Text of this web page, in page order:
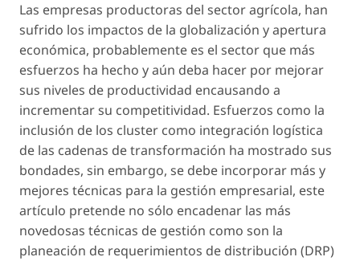
Las empresas productoras del sector agrícola, han
sufrido los impactos de la globalización y apertura
económica, probablemente es el sector que más
esfuerzos ha hecho y aún deba hacer por mejorar
sus niveles de productividad encausando a
incrementar su competitividad. Esfuerzos como la
inclusión de los cluster como integración logística
de las cadenas de transformación ha mostrado sus
bondades, sin embargo, se debe incorporar más y
mejores técnicas para la gestión empresarial, este
artículo pretende no sólo encadenar las más
novedosas técnicas de gestión como son la
planeación de requerimientos de distribución (DRP)